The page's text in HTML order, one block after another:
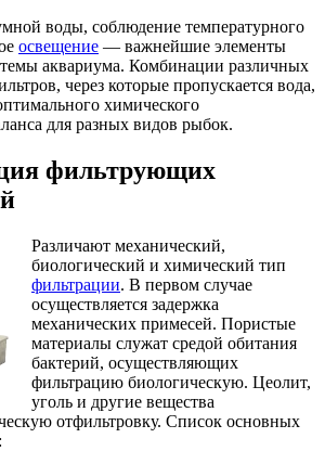
воды, соблюдение температурного
освещение — важнейшие элементы
аквариума. Комбинации различных
через которые пропускается вода,
химического
для разных видов рыбок.
фильтрующих
Различают механический,
биологический и химический тип
фильтрации. В первом случае
осуществляется задержка
механических примесей. Пористые
материалы служат средой обитания
бактерий, осуществляющих
фильтрацию биологическую. Цеолит,
уголь и другие вещества
отфильтровку. Список основных